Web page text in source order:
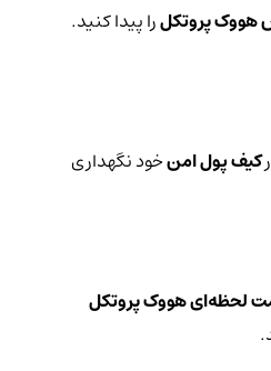
هووک پروتکلرا پیدا کنید.
کیف پول امنخود نگهداری
لحظه‌ای هووک پروتکل